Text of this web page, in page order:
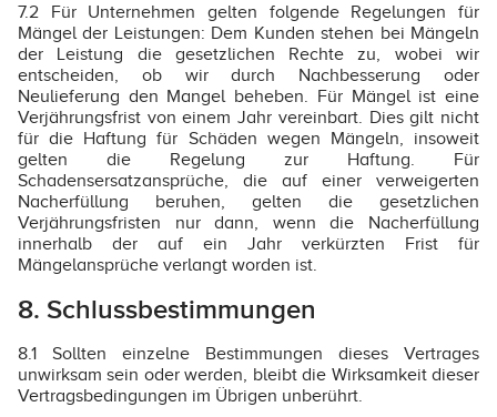
7.2 Für Unternehmen gelten folgende Regelungen für
Mängel der Leistungen: Dem Kunden stehen bei Mängeln
der Leistung die gesetzlichen Rechte zu, wobei wir
entscheiden, ob wir durch Nachbesserung oder
Neulieferung den Mangel beheben. Für Mängel ist eine
Verjährungsfrist von einem Jahr vereinbart. Dies gilt nicht
für die Haftung für Schäden wegen Mängeln, insoweit
gelten die Regelung zur Haftung. Für
Schadensersatzansprüche, die auf einer verweigerten
Nacherfüllung beruhen, gelten die gesetzlichen
Verjährungsfristen nur dann, wenn die Nacherfüllung
innerhalb der auf ein Jahr verkürzten Frist für
Mängelansprüche verlangt worden ist.
8. Schlussbestimmungen
8.1 Sollten einzelne Bestimmungen dieses Vertrages
unwirksam sein oder werden, bleibt die Wirksamkeit dieser
Vertragsbedingungen im Übrigen unberührt.